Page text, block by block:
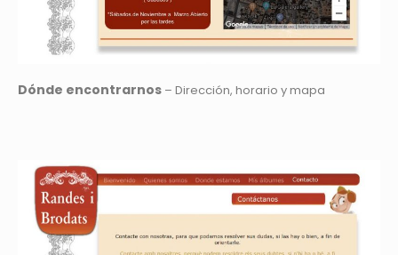
Dónde encontrarnos – Dirección, horario y mapa